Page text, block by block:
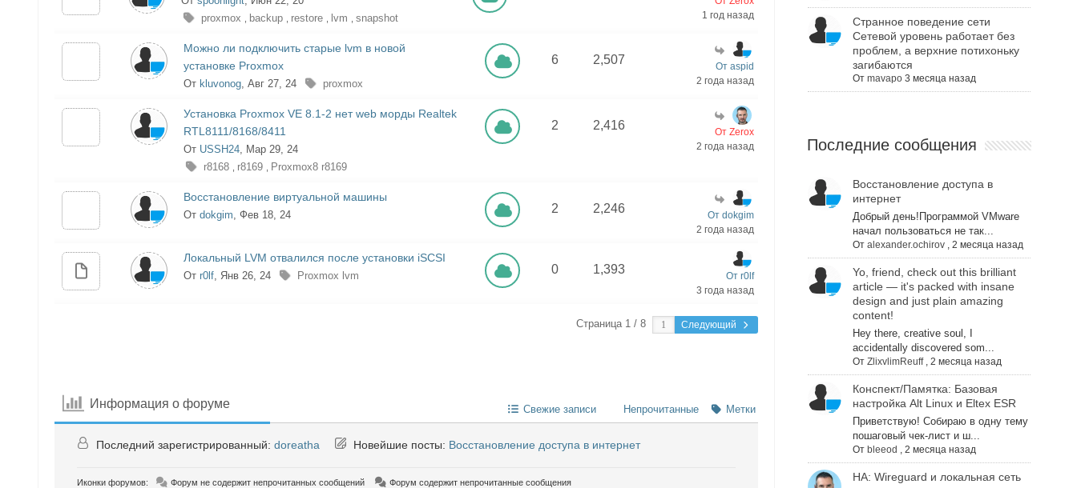
proxmox
backup restore lvm snapshot
1 год назад
Можно ли подключить старые lvm в новой
установке Proxmox
От kluvonog, Авг 27, 24 proxmox
6 2,507
От aspid
2 года назад
Установка Proxmox VE 8.1-2 нет web морды Realtek
RTL8111/8168/8411
От USSH24, Мар 29, 24
r8168
r8169 Proxmox8 r8169
2 2,416
От Zerox
2 года назад
Восстановление виртуальной машины
От dokgim, Фев 18, 24 2 2,246
От dokgim
2 года назад
Локальный LVM отвалился после установки iSCSI
От r0lf, Янв 26, 24 Proxmox lvm 0 1,393
От r0lf
3 года назад
Страница 1 / 8 Следующий
Информация о форуме Свежие записи Непрочитанные Метки
Последний зарегистрированный: doreatha Новейшие посты: Восстановление доступа в интернет
Иконки форумов: Форум не содержит непрочитанных сообщений
Форум содержит непрочитанные сообщения
Cтранное поведение сети
Сетевой уровень работает без
проблем, а верхние потихоньку
загибаются
От mavapo 3 месяца назад
Последние сообщения
Восстановление доступа в
интернет
Добрый день!Программой VMware
начал пользоваться не так...
От alexander.ochirov, 2 месяца назад
Yo, friend, check out this brilliant
article — it's packed with insane
design and just plain amazing
content!
Hey there, creative soul, I
accidentally discovered som...
От ZlixvlimReuff, 2 месяца назад
Конспект/Памятка: Базовая
настройка Alt Linux и Eltex ESR
Приветствую! Собираю в одну тему
пошаговый чек-лист и ш...
От bleeod , 2 месяца назад
НА: Wireguard и локальная сеть